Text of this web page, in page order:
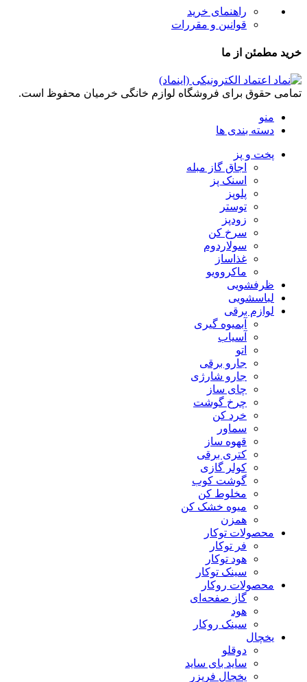
راهنمای خرید
قوانین و مقررات
خرید مطمئن از ما
تمامی حقوق برای فروشگاه لوازم خانگی خرمیان محفوظ است.
منو
دسته بندی ها
پخت و پز
اجاق گاز مبله
اسنک پز
پلوپز
توستر
زودپز
سرخ کن
سولاردوم
غذاساز
ماکروویو
ظرفشویی
لباسشویی
لوازم برقی
آبمیوه گیری
آسیاب
اتو
جارو برقی
جارو شارژی
چای ساز
چرخ گوشت
خرد کن
سماور
قهوه ساز
کتری برقی
کولر گازی
گوشت کوب
مخلوط کن
میوه خشک کن
همزن
محصولات توکار
فر توکار
هود توکار
سینک توکار
محصولات روکار
گاز صفحه‌ای
هود
سینک روکار
یخچال
دوقلو
ساید بای ساید
یخچال فریزر